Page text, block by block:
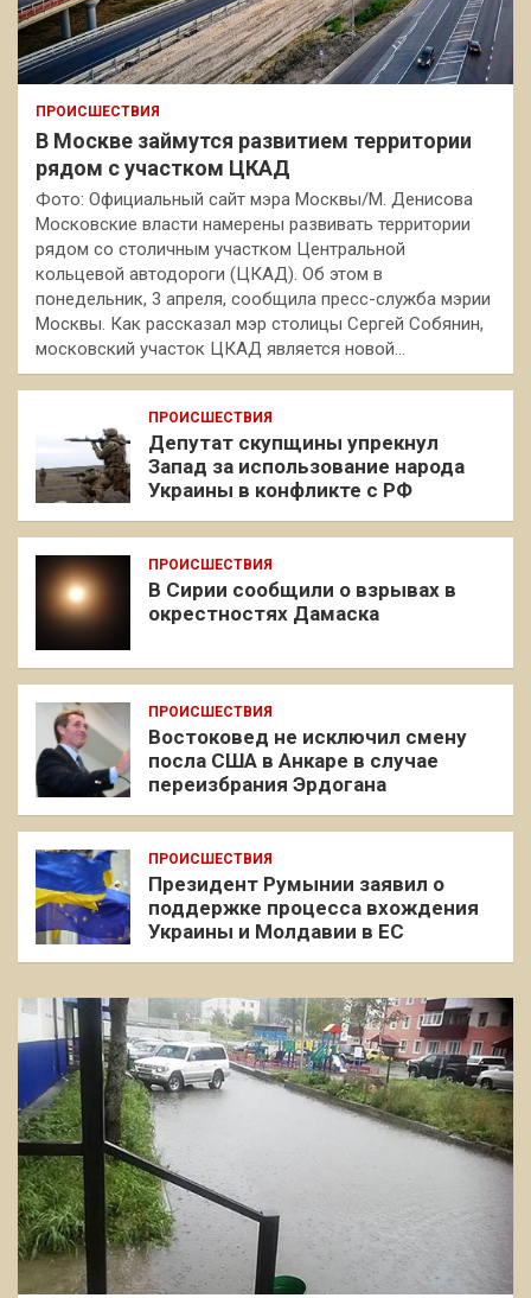
ПРОИСШЕСТВИЯ
В Москве займутся развитием территории
рядом с участком ЦКАД
Фото: Официальный сайт мэра Москвы/М. Денисова
Московские власти намерены развивать территории
рядом со столичным участком Центральной
кольцевой автодороги (ЦКАД). Об этом в
понедельник, 3 апреля, сообщила пресс-служба мэрии
Москвы. Как рассказал мэр столицы Сергей Собянин,
московский участок ЦКАД является новой…
ПРОИСШЕСТВИЯ
Депутат скупщины упрекнул
Запад за использование народа
Украины в конфликте с РФ
ПРОИСШЕСТВИЯ
В Сирии сообщили о взрывах в
окрестностях Дамаска
ПРОИСШЕСТВИЯ
Востоковед не исключил смену
посла США в Анкаре в случае
переизбрания Эрдогана
ПРОИСШЕСТВИЯ
Президент Румынии заявил о
поддержке процесса вхождения
Украины и Молдавии в ЕС